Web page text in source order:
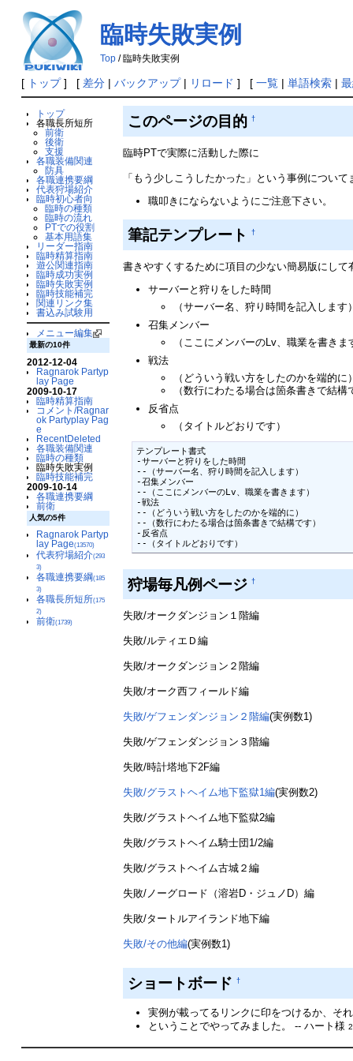
臨時失敗実例
Top/ 臨時失敗実例
[ トップ] [ 差分| バックアップ| リロード ] [ 一覧| 単語検索|
トップ
各職長所短所
前衛
後衛
支援
各職装備関連
防具
各職連携要綱
代表狩場紹介
臨時初心者向
臨時の種類
臨時の流れ
PTでの役割
基本用語集
リーダー指南
臨時精算指南
遊公関連指南
臨時成功実例
臨時失敗実例
臨時技能補完
関連リンク集
書込み試験用
メニュー編集
最新の10件
2012-12-04
Ragnarok Partyp
lay Page
2009-10-17
臨時精算指南
コメント/Ragnar
ok Partyplay Pag
e
RecentDeleted
各職装備関連
臨時の種類
臨時失敗実例
臨時技能補完
2009-10-14
各職連携要綱
前衛
人気の5件
Ragnarok Partyp
lay Page(13570)
代表狩場紹介(293
3)
各職連携要綱(185
3)
各職長所短所(175
2)
前衛(1739)
このページの目的†
臨時PTで実際に活動した際に
「もう少しこうしたかった」という事例について
職叩きにならないようにご注意下さい。
筆記テンプレート†
書きやすくするために項目の少ない簡易版にして
サーバーと狩りをした時間
（サーバー名、狩り時間を記入します）
召集メンバー
（ここにメンバーのLv、職業を書きま
戦法
（どういう戦い方をしたのかを端的に）
（数行にわたる場合は箇条書きで結構
反省点
（タイトルどおりです）
テンプレート書式
-サーバーと狩りをした時間
--（サーバー名、狩り時間を記入します）
-召集メンバー
--（ここにメンバーのLv、職業を書きます）
-戦法
--（どういう戦い方をしたのかを端的に）
--（数行にわたる場合は箇条書きで結構です）
-反省点
--（タイトルどおりです）
狩場毎凡例ページ†
失敗/オークダンジョン１階編
失敗/ルティエＤ編
失敗/オークダンジョン２階編
失敗/オーク西フィールド編
失敗/ゲフェンダンジョン２階編(実例数1)
失敗/ゲフェンダンジョン３階編
失敗/時計塔地下2F編
失敗/グラストヘイム地下監獄1編(実例数2)
失敗/グラストヘイム地下監獄2編
失敗/グラストヘイム騎士団1/2編
失敗/グラストヘイム古城２編
失敗/ノーグロード（溶岩D・ジュノD）編
失敗/タートルアイランド地下編
失敗/その他編(実例数1)
ショートボード†
実例が載ってるリンクに印をつけるか、そ
ということでやってみました。 -- ハート様